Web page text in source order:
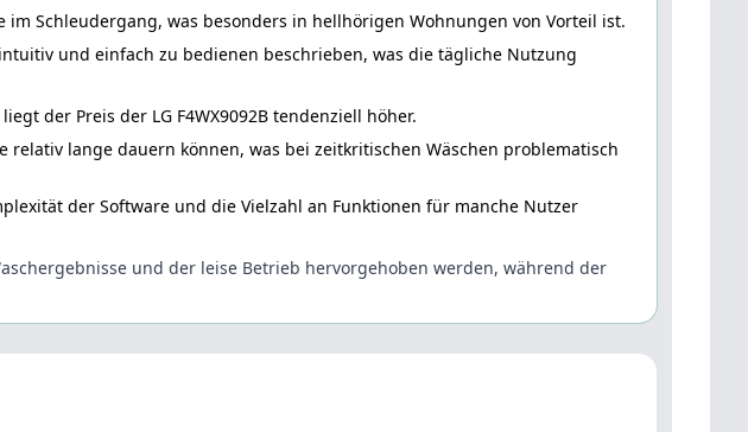
Schleudergang, was besonders in hellhörigen Wohnungen von Vorteil ist.
und einfach zu bedienen beschrieben, was die tägliche Nutzung
der Preis der LG F4WX9092B tendenziell höher.
lange dauern können, was bei zeitkritischen Wäschen problematisch
der Software und die Vielzahl an Funktionen für manche Nutzer
und der leise Betrieb hervorgehoben werden, während der